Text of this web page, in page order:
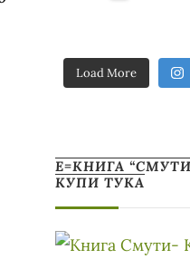
Load More
Е=КНИГА
КУПИ ТУКА